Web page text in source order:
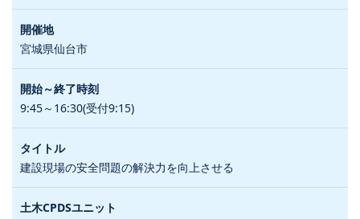
宮城県仙台市
9:45～16:30(受付9:15)
建設現場の安全問題の解決力を向上させる